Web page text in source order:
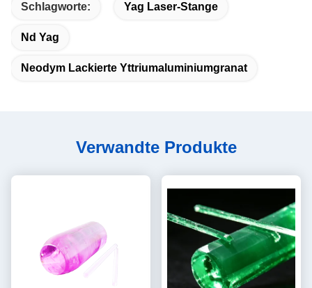
Schlagworte: Yag Laser-Stange
Nd Yag
Neodym Lackierte Yttriumaluminiumgranat
Verwandte Produkte